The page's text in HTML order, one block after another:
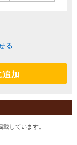
る
追加
しています。